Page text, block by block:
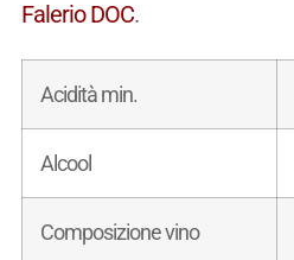
Falerio DOC.
Acidità min.
Alcool
Composizione vino